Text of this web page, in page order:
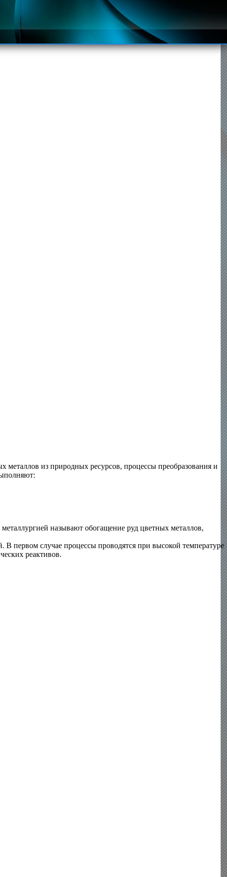
металлов из природных ресурсов, процессы преобразования и
называют обогащение руд цветных металлов,
В первом случае процессы проводятся при высокой температуре
реактивов.